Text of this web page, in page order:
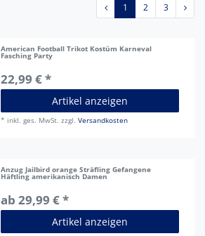
1 2 3
American Football Trikot Kostüm Karneval
Fasching Party
22,99 € *
Artikel anzeigen
* inkl. ges. MwSt. zzgl.Versandkosten
Anzug Jailbird orange Sträfling Gefangene
Häftling amerikanisch Damen
ab 29,99 € *
Artikel anzeigen